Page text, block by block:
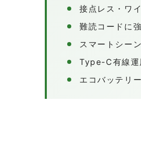
接点レス・ワ
難読コードに
スマートシー
Type-C有線運
エコバッテリ